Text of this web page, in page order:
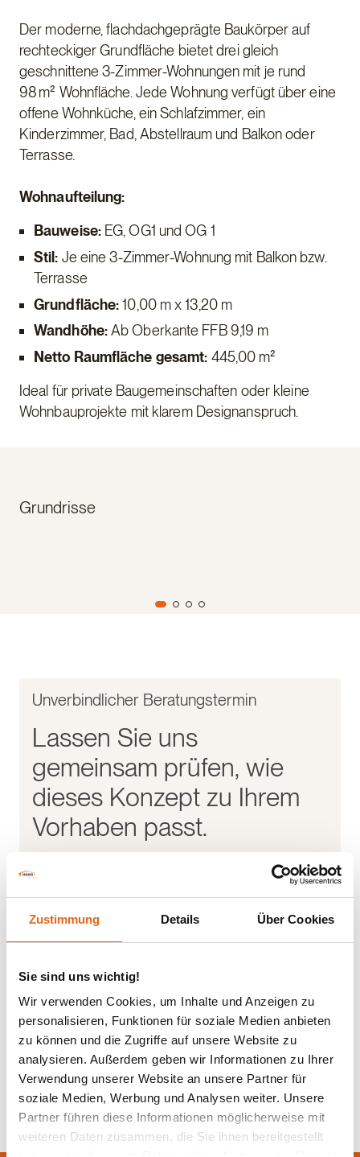
Zustimmung Details Über Cookies
Sie sind uns wichtig!
Wir verwenden Cookies, um Inhalte und Anzeigen zu
personalisieren, Funktionen für soziale Medien anbieten
zu können und die Zugriffe auf unsere Website zu
analysieren. Außerdem geben wir Informationen zu Ihrer
Verwendung unserer Website an unsere Partner für
soziale Medien, Werbung und Analysen weiter. Unsere
Partner führen diese Informationen möglicherweise mit
weiteren Daten zusammen, die Sie ihnen bereitgestellt
Der moderne, flachdachgeprägte Baukörper auf
rechteckiger Grundfläche bietet drei gleich
geschnittene 3-Zimmer-Wohnungen mit je rund
98 m² Wohnfläche. Jede Wohnung verfügt über eine
offene Wohnküche, ein Schlafzimmer, ein
Kinderzimmer, Bad, Abstellraum und Balkon oder
Terrasse.
Wohnaufteilung:
Bauweise:EG, OG1 und OG 1
Stil: Je eine 3-Zimmer-Wohnung mit Balkon bzw.
Terrasse
Grundfläche:10,00 m x 13,20 m
Wandhöhe:Ab Oberkante FFB 9,19 m
Netto Raumfläche gesamt: 445,00 m²
Ideal für private Baugemeinschaften oder kleine
Wohnbauprojekte mit klarem Designanspruch.
Grundrisse
Unverbindlicher Beratungstermin
Lassen Sie uns
gemeinsam prüfen, wie
dieses Konzept zu Ihrem
Vorhaben passt.